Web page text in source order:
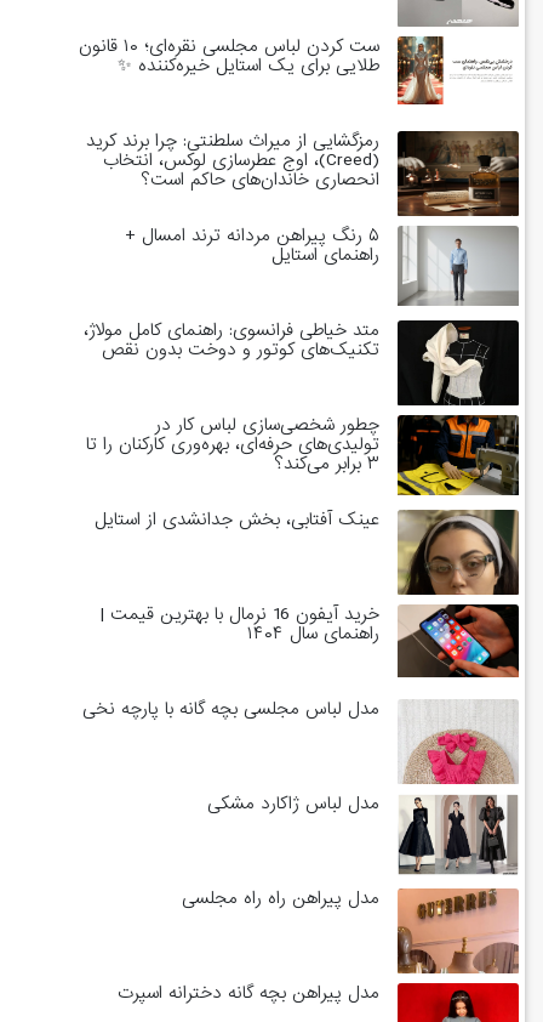
ست کردن لباس مجلسی نقره‌ای؛ ۱۰ قانون
طلایی برای یک استایل خیره‌کننده ✨
رمزگشایی از میراث سلطنتی: چرا برند کرید
(Creed)، اوج عطرسازی لوکس، انتخاب
انحصاری خاندان‌های حاکم است؟
۵ رنگ پیراهن مردانه ترند امسال +
راهنمای استایل
متد خیاطی فرانسوی: راهنمای کامل مولاژ،
تکنیک‌های کوتور و دوخت بدون نقص
چطور شخصی‌سازی لباس کار در
تولیدی‌های حرفه‌ای، بهره‌وری کارکنان را تا
۳ برابر می‌کند؟
عینک آفتابی، بخش جدانشدی از استایل
خرید آیفون 16 نرمال با بهترین قیمت |
راهنمای سال ۱۴۰۴
مدل لباس مجلسی بچه گانه با پارچه نخی
مدل لباس ژاکارد مشکی
مدل پیراهن راه راه مجلسی
مدل پیراهن بچه گانه دخترانه اسپرت